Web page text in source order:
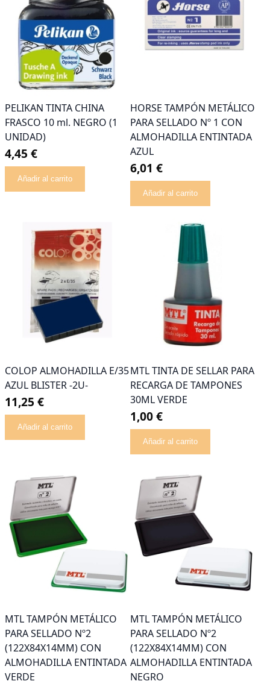
PELIKAN TINTA CHINA
FRASCO 10 ml. NEGRO (1
UNIDAD)
4,45 €
Añadir al carrito
HORSE TAMPÓN METÁLICO
PARA SELLADO Nº 1 CON
ALMOHADILLA ENTINTADA
AZUL
6,01 €
Añadir al carrito
COLOP ALMOHADILLA E/35
AZUL BLISTER -2U-
11,25 €
Añadir al carrito
MTL TINTA DE SELLAR PARA
RECARGA DE TAMPONES
30ML VERDE
1,00 €
Añadir al carrito
MTL TAMPÓN METÁLICO
PARA SELLADO Nº2
(122X84X14MM) CON
ALMOHADILLA ENTINTADA
VERDE
MTL TAMPÓN METÁLICO
PARA SELLADO Nº2
(122X84X14MM) CON
ALMOHADILLA ENTINTADA
NEGRO